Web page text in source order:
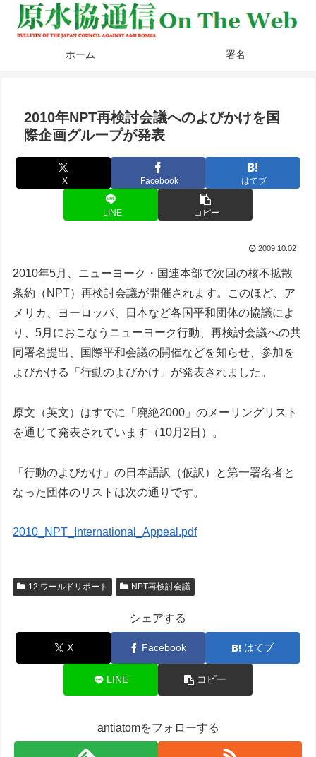
ホーム 署名
2010年NPT再検討会議へのよびかけを国
際企画グループが発表
X Facebook はてブ
LINE コピー
2009.10.02
2010年5月、ニューヨーク・国連本部で次回の核不拡散
条約（NPT）再検討会議が開催されます。このほど、ア
メリカ、ヨーロッパ、日本など各国平和団体の協議によ
り、5月におこなうニューヨーク行動、再検討会議への共
同署名提出、国際平和会議の開催などを知らせ、参加を
よびかける「行動のよびかけ」が発表されました。
原文（英文）はすでに「廃絶2000」のメーリングリスト
を通じて発表されています（10月2日）。
「行動のよびかけ」の日本語訳（仮訳）と第一署名者と
なった団体のリストは次の通りです。
2010_NPT_International_Appeal.pdf
12 ワールドリポート NPT再検討会議
シェアする
X Facebook はてブ
LINE コピー
antiatomをフォローする